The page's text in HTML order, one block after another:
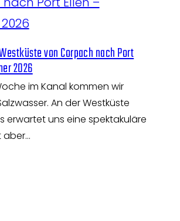
von Corpach nach Port
2026
im Kanal kommen wir
An der Westküste
erwartet uns eine spektakuläre
aber…